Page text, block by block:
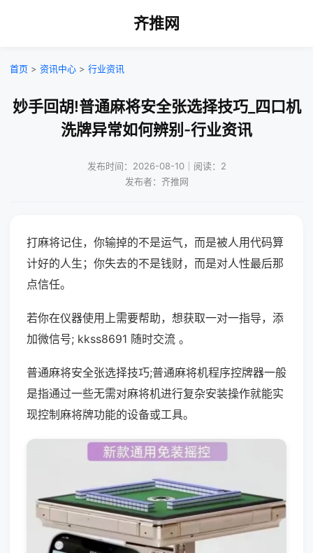
齐推网
首页 > 资讯中心 > 行业资讯
妙手回胡!普通麻将安全张选择技巧_四口机
洗牌异常如何辨别-行业资讯
发布时间：2026-08-10｜阅读：2
发布者：齐推网
打麻将记住，你输掉的不是运气，而是被人用代码算
计好的人生；你失去的不是钱财，而是对人性最后那
点信任。
若你在仪器使用上需要帮助，想获取一对一指导，添
加微信号; kkss8691 随时交流 。
普通麻将安全张选择技巧;普通麻将机程序控牌器一般
是指通过一些无需对麻将机进行复杂安装操作就能实
现控制麻将牌功能的设备或工具。